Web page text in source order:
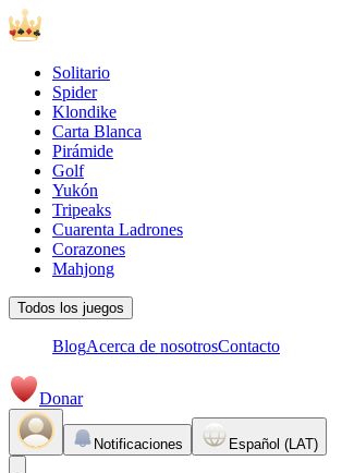
Solitario
Spider
Klondike
Carta Blanca
Pirámide
Golf
Yukón
Tripeaks
Cuarenta Ladrones
Corazones
Mahjong
Todos los juegos
BlogAcerca de nosotrosContacto
Donar
Notificaciones Español (LAT)